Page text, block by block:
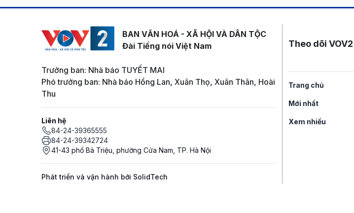
BAN VĂN HOÁ - XÃ HỘI VÀ DÂN TỘC
Đài Tiếng nói Việt Nam
Trưởng ban: Nhà báo TUYẾT MAI
Phó trưởng ban: Nhà báo Hồng Lan, Xuân Thọ, Xuân Thân, Hoài
Thu
Liên hệ
84-24-39365555
84-24-39342724
41-43 phố Bà Triệu, phường Cửa Nam, TP. Hà Nội
Phát triển và vận hành bởi SolidTech
Mạng
Theo dõi
Trang chủ
Mới nhất
Xem nhiều